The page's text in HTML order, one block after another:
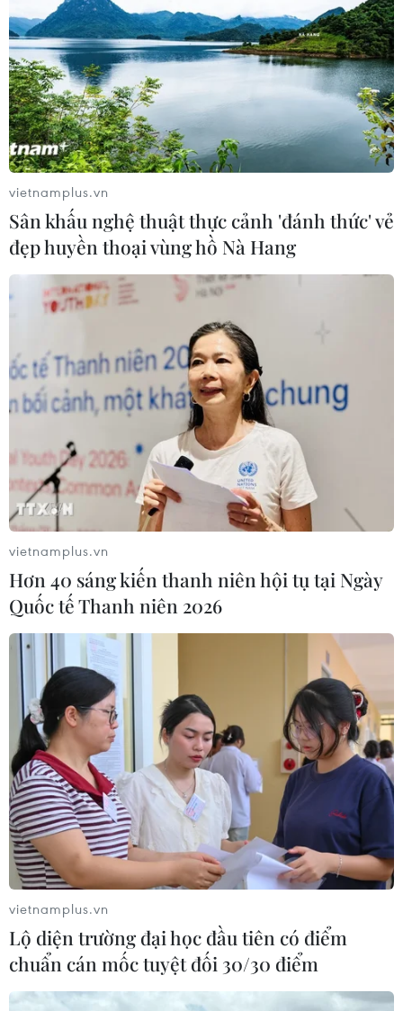
Giá vàng đi ngang trong chiều 9/2 khi
đồng USD mạnh
09/02/2024 10:53
Nhà giao dịch kim loại quý Hugo Pascal tại InProved
cho rằng nhu cầu của Trung Quốc không cao do thị
trường nghỉ Tết và căng thẳng gia tăng ở Trung Đông
đã khiến giá vàng đi ngang.
vietnamplus.vn
Sân khấu nghệ thuật thực cảnh 'đánh thức' vẻ
đẹp huyền thoại vùng hồ Nà Hang
vietnamplus.vn
Hơn 40 sáng kiến thanh niên hội tụ tại Ngày
Quốc tế Thanh niên 2026
vietnamplus.vn
Lộ diện trường đại học đầu tiên có điểm
chuẩn cán mốc tuyệt đối 30/30 điểm